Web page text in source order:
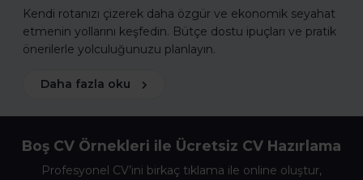
Kendi rotanızı çizerek daha özgür ve ekonomik seyahat
etmenin yollarını keşfedin. Bütçe dostu ipuçları ve pratik
önerilerle yolculuğunuzu planlayın.
Daha fazla oku
Boş CV Örnekleri ile Ücretsiz CV Hazırlama
Profesyonel CV’ini birkaç tıklama ile online oluştur,